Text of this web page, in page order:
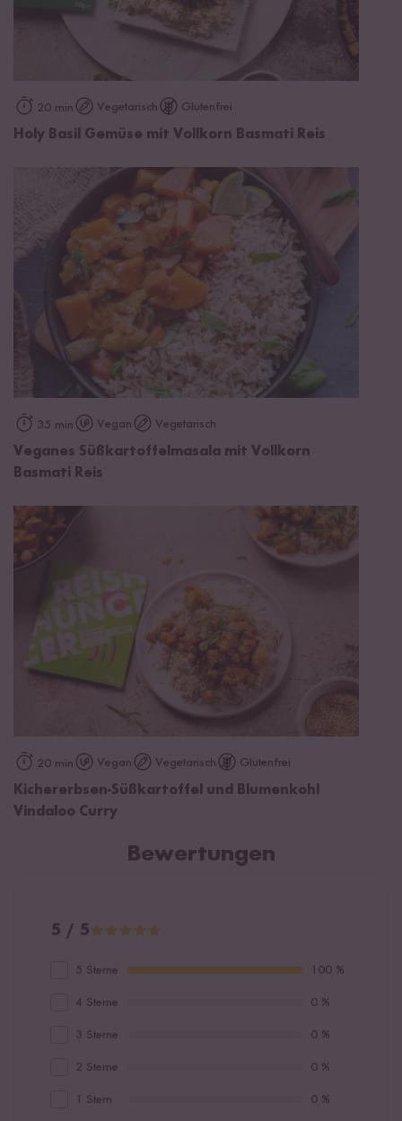
20 min Vegetarisch Glutenfrei
Holy Basil Gemüse mit Vollkorn Basmati Reis
35 min Vegan Vegetarisch
Veganes Süßkartoffelmasala mit Vollkorn
Basmati Reis
20 min Vegan Vegetarisch Glutenfrei
Kichererbsen-Süßkartoffel und Blumenkohl
Vindaloo Curry
Bewertungen
5 / 5
5 Sterne 100 %
4 Sterne 0 %
3 Sterne 0 %
2 Sterne 0 %
1 Stern 0 %